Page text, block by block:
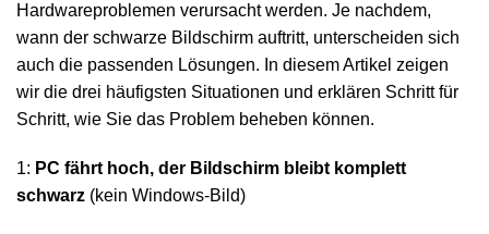
Hardwareproblemen verursacht werden. Je nachdem,
wann der schwarze Bildschirm auftritt, unterscheiden sich
auch die passenden Lösungen. In diesem Artikel zeigen
wir die drei häufigsten Situationen und erklären Schritt für
Schritt, wie Sie das Problem beheben können.
1: PC fährt hoch, der Bildschirm bleibt komplett
schwarz (kein Windows-Bild)